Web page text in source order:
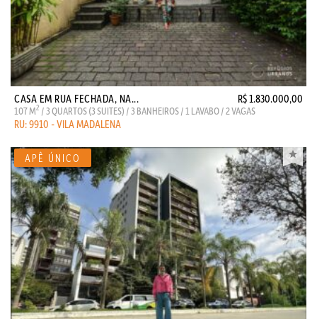
CASA EM RUA FECHADA, NA... R$ 1.830.000,00
107 M2 / 3 QUARTOS (3 SUITES) / 3 BANHEIROS / 1 LAVABO / 2 VAGAS
RU: 9910 - VILA MADALENA